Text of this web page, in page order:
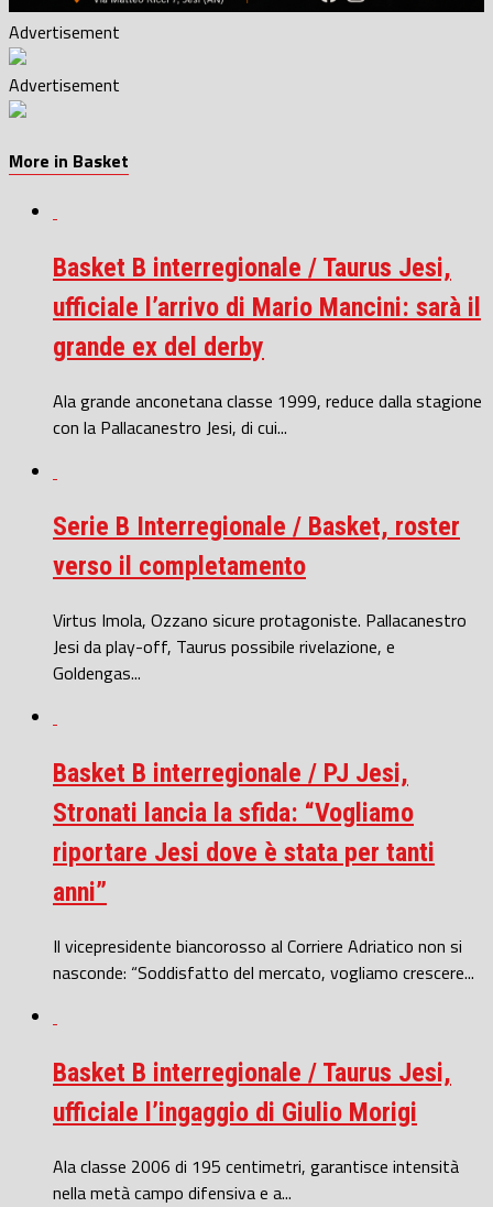
Advertisement
Advertisement
More in Basket
Basket B interregionale / Taurus Jesi,
ufficiale l’arrivo di Mario Mancini: sarà il
grande ex del derby
Ala grande anconetana classe 1999, reduce dalla stagione
con la Pallacanestro Jesi, di cui...
Serie B Interregionale / Basket, roster
verso il completamento
Virtus Imola, Ozzano sicure protagoniste. Pallacanestro
Jesi da play-off, Taurus possibile rivelazione, e
Goldengas...
Basket B interregionale / PJ Jesi,
Stronati lancia la sfida: “Vogliamo
riportare Jesi dove è stata per tanti
anni”
Il vicepresidente biancorosso al Corriere Adriatico non si
nasconde: “Soddisfatto del mercato, vogliamo crescere...
Basket B interregionale / Taurus Jesi,
ufficiale l’ingaggio di Giulio Morigi
Ala classe 2006 di 195 centimetri, garantisce intensità
nella metà campo difensiva e a...